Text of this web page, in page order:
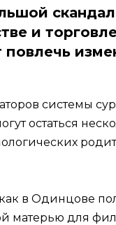
и
системы
остаться
в Одинцове
матерью для